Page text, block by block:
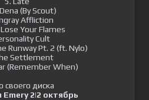
(By Scout)
Affliction
Your Flames
Cult
Runway Pt. 2 (ft. Nylo)
Settlement
(Remember When)
своего диска
2|2 октябрь